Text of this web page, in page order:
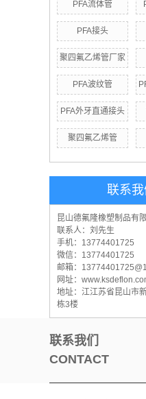
PFA流体管
PFA接头
聚四氟乙烯管厂家
PFA波纹管
PFA外牙直通接头
聚四氟乙烯管
联系我
昆山德氟隆橡塑制品有
联系人：刘先生
手机：13774401725
微信：13774401725
邮箱：
网址：
地址：江江苏省昆山市
栋3楼
联系我们
CONTACT